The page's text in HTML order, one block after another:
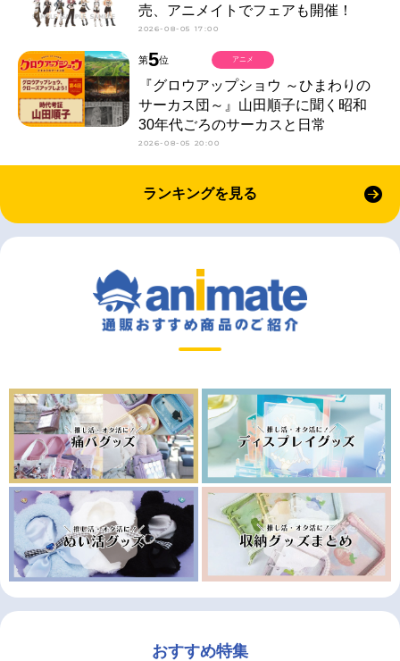
売、アニメイトでフェアも開催！
2026-08-05 17:00
第5位
『グロウアップショウ ～ひまわりの
サーカス団～』山田順子に聞く昭和
30年代ごろのサーカスと日常
2026-08-05 20:00
アニメ
ランキングを見る
おすすめ特集